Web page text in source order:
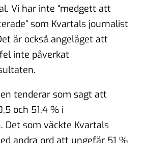
Vi har inte “medgett att
som Kvartals journalist
är också angeläget att
inte påverkat
tenderar som sagt att
och 51,4 % i
Det som väckte Kvartals
andra ord att ungefär 51 %